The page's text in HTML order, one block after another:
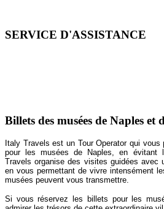
SERVICE D'ASSISTANCE
Billets des musées de Naples et
Italy Travels est un Tour Operator qui
pour les musées de Naples, en évitant
Travels organise des visites guidées avec
en vous permettant de vivre intensément
musées peuvent vous transmettre.
Si vous réservez les billets pour les